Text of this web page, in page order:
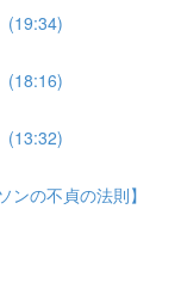
(19:34)
(18:16)
(13:32)
の不貞の法則】